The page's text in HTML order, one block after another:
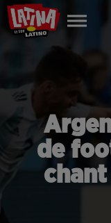
de